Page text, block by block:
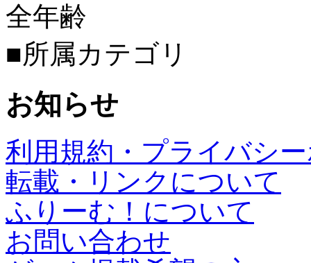
全年齢
■所属カテゴリ
お知らせ
利用規約・プライバシ
転載・リンクについて
ふりーむ！について
お問い合わせ